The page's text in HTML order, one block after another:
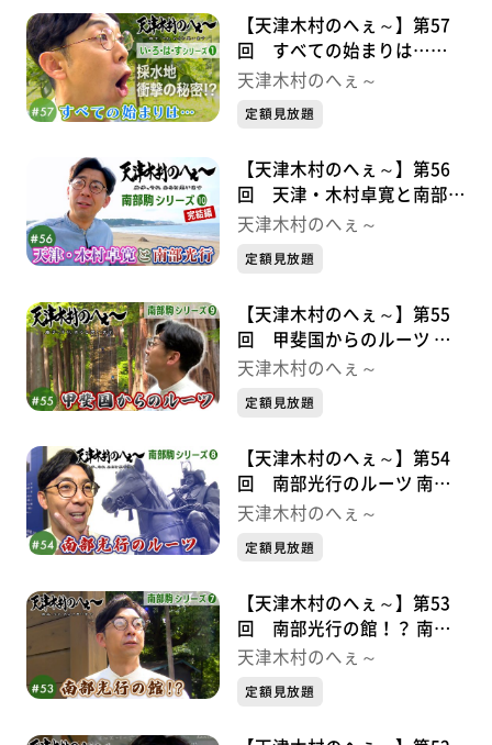
【天津木村のへぇ～】第57
回 すべての始まりは…
い・ろ・は・すシリーズ➀
天津木村のへぇ～
定額見放題
【天津木村のへぇ～】第56
回 天津・木村卓寛と南部光
行 南部駒シリーズ⑩完結編
天津木村のへぇ～
定額見放題
【天津木村のへぇ～】第55
回 甲斐国からのルーツ 南
部駒シリーズ⑨
天津木村のへぇ～
定額見放題
【天津木村のへぇ～】第54
回 南部光行のルーツ 南部
駒シリーズ➇
天津木村のへぇ～
定額見放題
【天津木村のへぇ～】第53
回 南部光行の館！？ 南部
駒シリーズ⑦
天津木村のへぇ～
定額見放題